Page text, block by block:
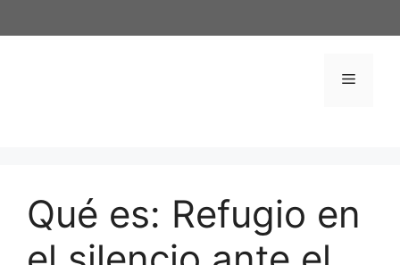
al
Menú
Qué es: Refugio en